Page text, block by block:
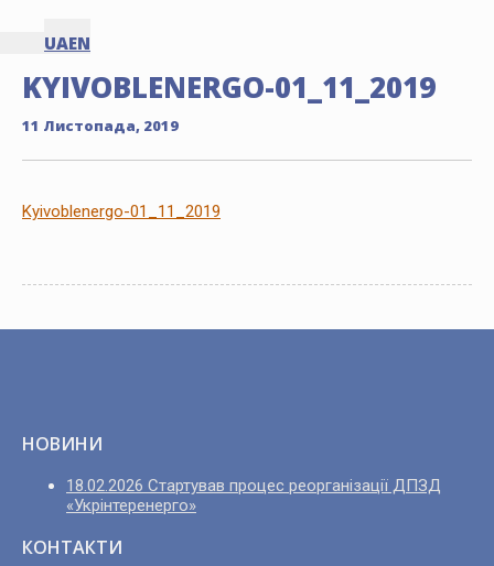
UAEN
KYIVOBLENERGO-01_11_2019
11 Листопада, 2019
Kyivoblenergo-01_11_2019
НОВИНИ
18.02.2026 Стартував процес реорганізації ДПЗД
«Укрінтеренерго»
КОНТАКТИ